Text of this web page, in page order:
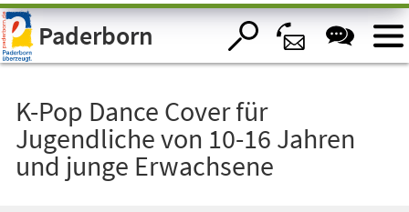
Visuelle
Assistenzsoftware
öffnen.Paderborn
K-Pop Dance Cover für
Jugendliche von 10-16 Jahren
und junge Erwachsene